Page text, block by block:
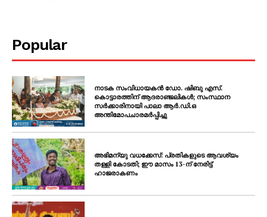
Popular
നാടക സംവിധായകൻ ഡോ. ഷിബു എസ്.
കൊട്ടാരത്തിന് ആദരാഞ്ജലികൾ; സംസ്ഥാന
സർക്കാരിനായി പാലാ ആർ.ഡി.ഒ
അന്തിമോപചാരമർപ്പിച്ചു
അഭിമന്യു വധക്കേസ്: പ്രതികളുടെ ആവശ്യം
തള്ളി കോടതി; ഈ മാസം 13-ന് നേരിട്ട്
ഹാജരാകണം